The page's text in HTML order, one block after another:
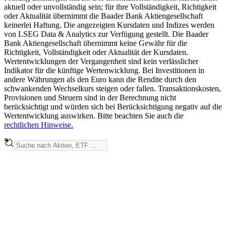
aktuell oder unvollständig sein; für ihre Vollständigkeit, Richtigkeit
oder Aktualität übernimmt die Baader Bank Aktiengesellschaft
keinerlei Haftung. Die angezeigten Kursdaten und Indizes werden
von LSEG Data & Analytics zur Verfügung gestellt. Die Baader
Bank Aktiengesellschaft übernimmt keine Gewähr für die
Richtigkeit, Vollständigkeit oder Aktualität der Kursdaten.
Wertentwicklungen der Vergangenheit sind kein verlässlicher
Indikator für die künftige Wertenwicklung. Bei Investitionen in
andere Währungen als den Euro kann die Rendite durch den
schwankenden Wechselkurs steigen oder fallen. Transaktionskosten,
Provisionen und Steuern sind in der Berechnung nicht
berücksichtigt und würden sich bei Berücksichtigung negativ auf die
Wertentwicklung auswirken. Bitte beachten Sie auch die
rechtlichen Hinweise.